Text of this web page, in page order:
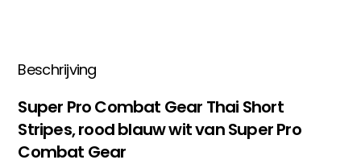
Beschrijving
Super Pro Combat Gear Thai Short
Stripes, rood blauw wit van Super Pro
Combat Gear